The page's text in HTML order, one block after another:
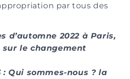
par tous des
d’automne 2022 à Paris,
le changement
: Qui sommes-nous ? la